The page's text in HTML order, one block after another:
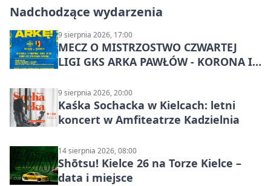
Nadchodzące wydarzenia
9 sierpnia 2026, 17:00
MECZ O MISTRZOSTWO CZWARTEJ
LIGI GKS ARKA PAWŁÓW - KORONA III
9 sierpnia 2026, 20:00
Kaśka Sochacka w Kielcach: letni
koncert w Amfiteatrze Kadzielnia
14 sierpnia 2026, 08:00
Shōtsu! Kielce 26 na Torze Kielce –
data i miejsce